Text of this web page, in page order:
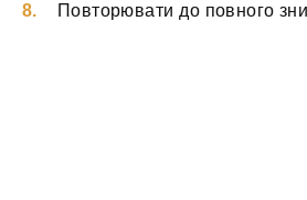
Повторювати до повного